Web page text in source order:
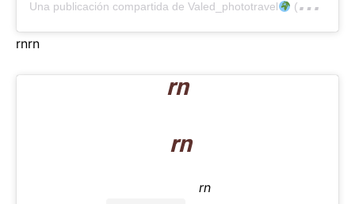
Una publicación compartida de Valed_phototravel (@valed_phototravel)
rnrn
rn
rn
rn